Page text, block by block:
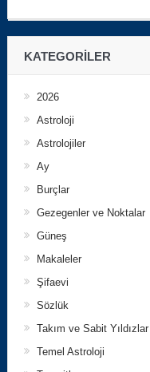
KATEGORILER
2026
Astroloji
Astrolojiler
Ay
Burçlar
Gezegenler ve Noktalar
Güneş
Makaleler
Şifaevi
Sözlük
Takım ve Sabit Yıldızlar
Temel Astroloji